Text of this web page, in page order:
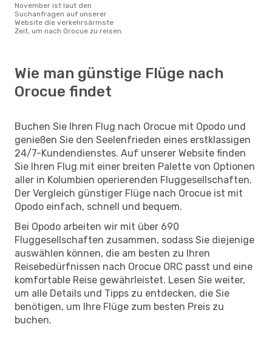
November ist laut den
Suchanfragen auf unserer
Website die verkehrsärmste
Zeit, um nach Orocue zu reisen.
Wie man günstige Flüge nach
Orocue findet
Buchen Sie Ihren Flug nach Orocue mit Opodo und
genießen Sie den Seelenfrieden eines erstklassigen
24/7-Kundendienstes. Auf unserer Website finden
Sie Ihren Flug mit einer breiten Palette von Optionen
aller in Kolumbien operierenden Fluggesellschaften.
Der Vergleich günstiger Flüge nach Orocue ist mit
Opodo einfach, schnell und bequem.
Bei Opodo arbeiten wir mit über 690
Fluggesellschaften zusammen, sodass Sie diejenige
auswählen können, die am besten zu Ihren
Reisebedürfnissen nach Orocue ORC passt und eine
komfortable Reise gewährleistet. Lesen Sie weiter,
um alle Details und Tipps zu entdecken, die Sie
benötigen, um Ihre Flüge zum besten Preis zu
buchen.